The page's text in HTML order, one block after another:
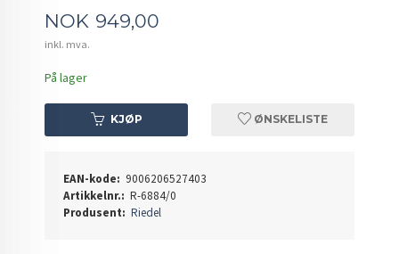
Pris
NOK 949,00
inkl. mva.
På lager
KJØP ØNSKELISTE
EAN-kode: 9006206527403
Artikkelnr.: R-6884/0
Produsent: Riedel